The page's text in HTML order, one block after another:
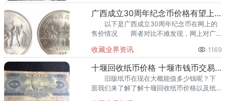
广西成立30周年纪念币价格有望上涨 高清图
以下是广西成立30周年纪念币在网上的
售价情况 两者对比不难发现，网上对广
中也不乏有按卷在出售。
收藏业界资讯 1169
十堰回收纸币价格 十堰市钱币交易中心
旧版纸币在现在大概能值多少钱呢？下
面我们来了解了解十堰回收纸币价格以及纸